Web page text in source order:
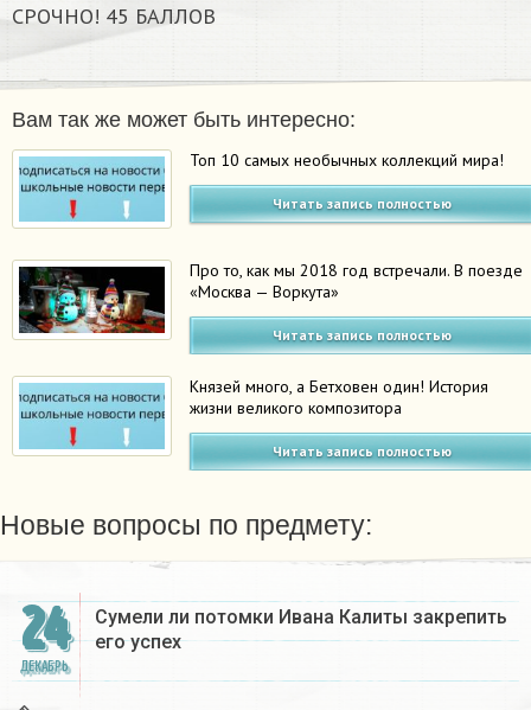
СРОЧНО! 45 БАЛЛОВ
Вам так же может быть интересно:
Топ 10 самых необычных коллекций мира!
Читать запись полностью
Про то, как мы 2018 год встречали. В поезде
«Москва — Воркута»
Читать запись полностью
Князей много, а Бетховен один! История
жизни великого композитора
Читать запись полностью
Новые вопросы по предмету:
24
ДЕКАБРЬ
Сумели ли потомки Ивана Калиты закрепить
его успех